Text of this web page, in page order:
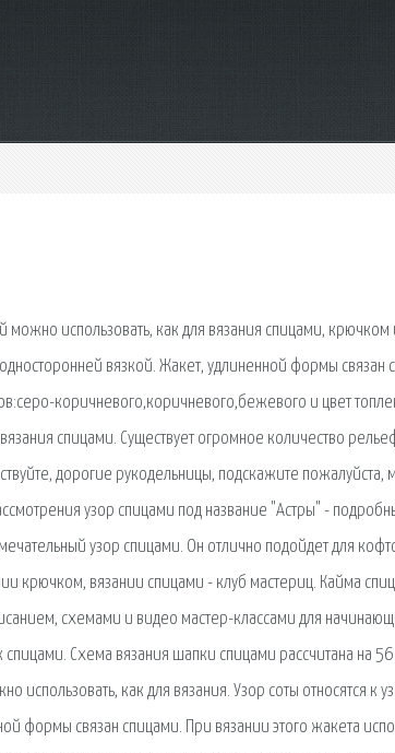
использовать, как для вязания спицами,
вязкой. Жакет, удлиненной формы связан
коричневого,коричневого,бежевого и цвет
спицами. Существует огромное количество
дорогие рукодельницы, подскажите пожалуйста,
узор спицами под название "Астры" -
узор спицами. Он отлично подойдет для
крючком, вязании спицами - клуб мастериц. Кайма
схемами и видео мастер-классами для
Схема вязания шапки спицами рассчитана на 56
как для вязания. Узор соты относятся к
формы связан спицами. При вязании этого жакета